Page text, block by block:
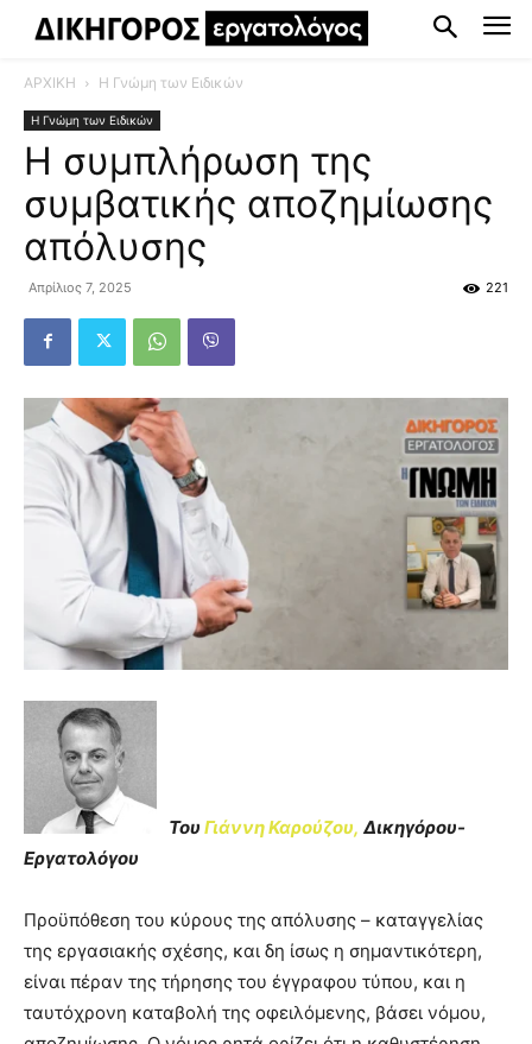
ΑΡΧΙΚΗ Η Γνώμη των Ειδικών
Η Γνώμη των Ειδικών
Η συμπλήρωση της
συμβατικής αποζημίωσης
απόλυσης
Απρίλιος 7, 2025 221
Του Γιάννη Καρούζου, Δικηγόρου-
Εργατολόγου
Προϋπόθεση του κύρους της απόλυσης – καταγγελίας
της εργασιακής σχέσης, και δη ίσως η σημαντικότερη,
είναι πέραν της τήρησης του έγγραφου τύπου, και η
ταυτόχρονη καταβολή της οφειλόμενης, βάσει νόμου,